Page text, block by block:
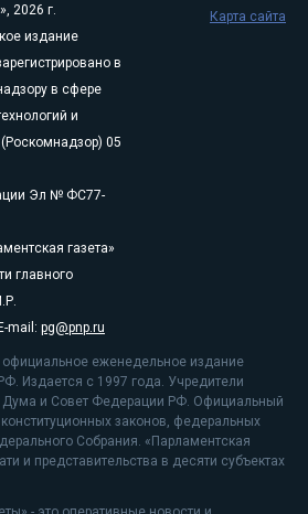
2026 г.
издание
в
в сфере
и
05
Эл № ФС77-
газета»
главного
mail: pg@pnp.ru
официальное еженедельное издание
Издается с 1997 года. Учредители
Дума и Совет Федерации РФ. Официальный
законов, федеральных
Собрания. «Парламентская
и представительства в десяти субъектах
Карта сайта